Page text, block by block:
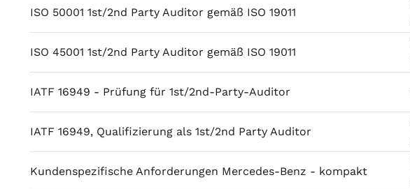
ISO 50001 1st/2nd Party Auditor gemäß ISO 19011
ISO 45001 1st/2nd Party Auditor gemäß ISO 19011
IATF 16949 - Prüfung für 1st/2nd-Party-Auditor
IATF 16949, Qualifizierung als 1st/2nd Party Auditor
Kundenspezifische Anforderungen Mercedes-Benz - kompakt